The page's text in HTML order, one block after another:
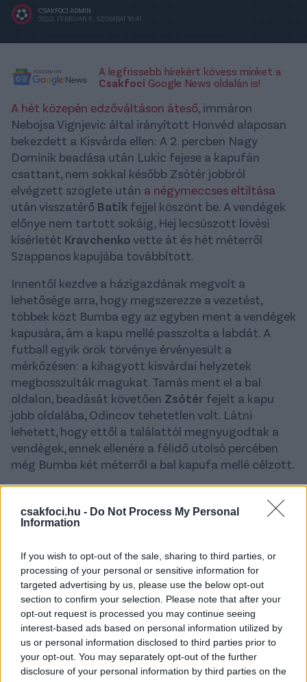
csakfoci.hu - Do Not Process My Personal
Information
If you wish to opt-out of the sale, sharing to third parties, or
processing of your personal or sensitive information for
targeted advertising by us, please use the below opt-out
section to confirm your selection. Please note that after your
opt-out request is processed you may continue seeing
interest-based ads based on personal information utilized by
us or personal information disclosed to third parties prior to
your opt-out. You may separately opt-out of the further
disclosure of your personal information by third parties on the
CSAKFOCI ADMIN
2022. FEBRUÁR 5., SZOMBAT 16:41
A legfrissebb hírekért kövess minket a
Csakfoci Google News oldalán is!
A hét közepén edzőváltáson áteső, immáron
Nebojsa Vignjevic által irányított Honvéd alaposan
bekezdett a Kisvárda ellen: A 2. percben Nagy
Dominik beadása után Lukic fejese a kapufán
csattant, nem sokkal később Zsótér jobbról
elvégzett szöglete után a négymeccses eltiltása
után visszatérő Batik fejjel köszönt be. A vendégek
előnye nem tartott sokáig, Hej lecsúszott lövési
kísérletét Kravchenkovette át és hét méterről
Szappanos kapujába továbbított.
Innentől kezdve a házigazdának megvolt a
lehetősége arra, hogy megszerezze a vezetést,
többek közt Bumba egy az egyben ment a vendégek
kapusára, ám a kapu mellé passzolta a labdát. A
futball egyik örök törvénye érvényesült a
mérkőzésen: a kihagyott kisvárdai helyzetek
megbosszulták magukat. Tamás ment el a bal
oldalon, beadását követően Zsótér fejelt a kapu
jobb oldalába, Odincov tehetetlen volt. Látni
lehetett, hogy ettől a találattól megnyugodtak a
vendégek, ennek ellenére a félidő utolsó percében
még Bumba két méterről a bal kapufa mellé célzott.
A fordulás után Hej és Kravchenko próbálkozott, de
egyikük sem tudta bevenni Szappanos kapuját,
ahogy Bumba sem, próbálkozását a kispesti hálóőr
percben érett góllá, hiszen a csereként beállt Camaj
éles szögből leadott lövését Szappanos az érkező
Bumbaelé ütötte, aki köszönte szépen és közelről a
kapuba zúdította a játékszert. Ha üzlet egy beindul:
a 69. percben Melnyiktalálatával megfordította az
állást a szabolcsi együttes.
Érezhető volt, a harmadik kapott gól után a Honvéd